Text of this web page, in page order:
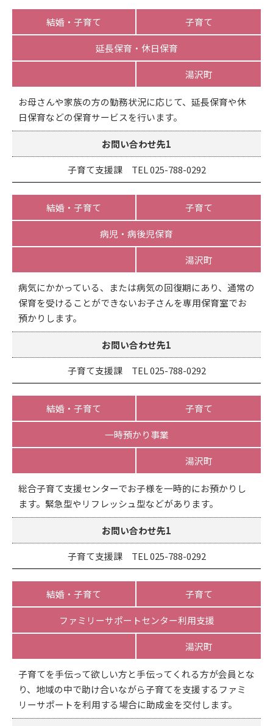
結婚・子育て 子育て
延長保育・休日保育
湯沢町
お母さんや家族の方の勤務状況に応じて、延長保育や休
日保育などの保育サービスを行います。
お問い合わせ先1
子育て支援課 TEL 025-788-0292
結婚・子育て 子育て
病児・病後児保育
湯沢町
病気にかかっている、または病気の回復期にあり、通常の
保育を受けることができないお子さんを専用保育室でお
預かりします。
お問い合わせ先1
子育て支援課 TEL 025-788-0292
結婚・子育て 子育て
一時預かり事業
湯沢町
総合子育て支援センターでお子様を一時的にお預かりし
ます。緊急型やリフレッシュ型などがあります。
お問い合わせ先1
子育て支援課 TEL 025-788-0292
結婚・子育て 子育て
ファミリーサポートセンター利用支援
湯沢町
子育てを手伝って欲しい方と手伝ってくれる方が会員とな
り、地域の中で助け合いながら子育てを支援するファミ
リーサポートを利用する場合に助成金を交付します。